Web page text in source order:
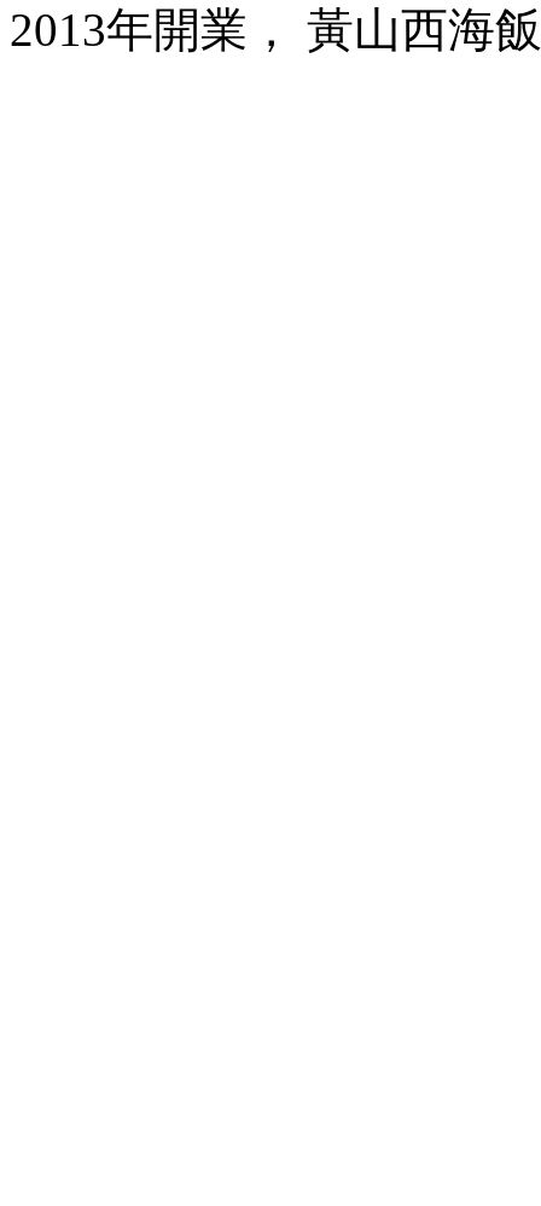
2013年開業， 黃山西